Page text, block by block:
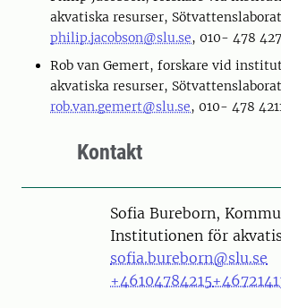
akvatiska resurser,
philip.jacobson@slu.se, 010- 478
Rob van Gemert, forskare vid
akvatiska resurser,
rob.van.gemert@slu.se, 010- 478
Kontakt
PersonSofia Bureborn,
Institutionen för
sofia.bureborn@slu.se
+46104784215